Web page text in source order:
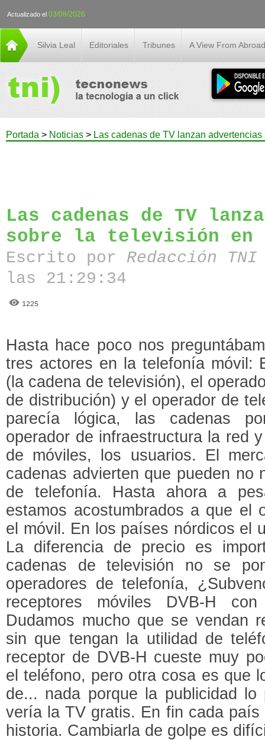
Actualizado el 03/08/2026
Silvia Leal Editoriales Tribunes A View From Abroad
Portada > Noticias > Las cadenas de TV lanzan
Las cadenas de TV
sobre la televisión en
Escrito por Redacción
las 21:29:34
1225
Hasta hace poco nos
tres actores en la telefonía móvil:
(la cadena de televisión), el
de distribución) y el operador de
parecía lógica, las cadenas
operador de infraestructura la red
de móviles, los usuarios. El
cadenas advierten que pueden no
de telefonía. Hasta ahora a
estamos acostumbrados a que el
el móvil. En los países nórdicos el
La diferencia de precio es
cadenas de televisión no se
operadores de telefonía,
receptores móviles DVB-H
Dudamos mucho que se vendan
sin que tengan la utilidad de
receptor de DVB-H cueste muy
el teléfono, pero otra cosa es que
de... nada porque la publicidad
vería la TV gratis. En fin cada
historia. Cambiarla de golpe es